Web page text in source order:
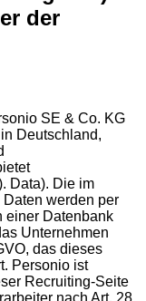
der
SE & Co. KG
Deutschland,
Data). Die im
werden per
einer Datenbank
Unternehmen
das dieses
Personio ist
Recruiting-Seite